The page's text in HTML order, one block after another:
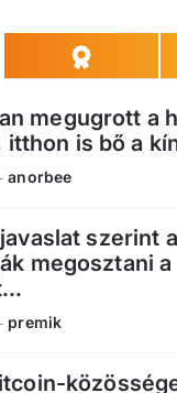
megugrott a
is bő a
anorbee
szerint
megosztani a
premik